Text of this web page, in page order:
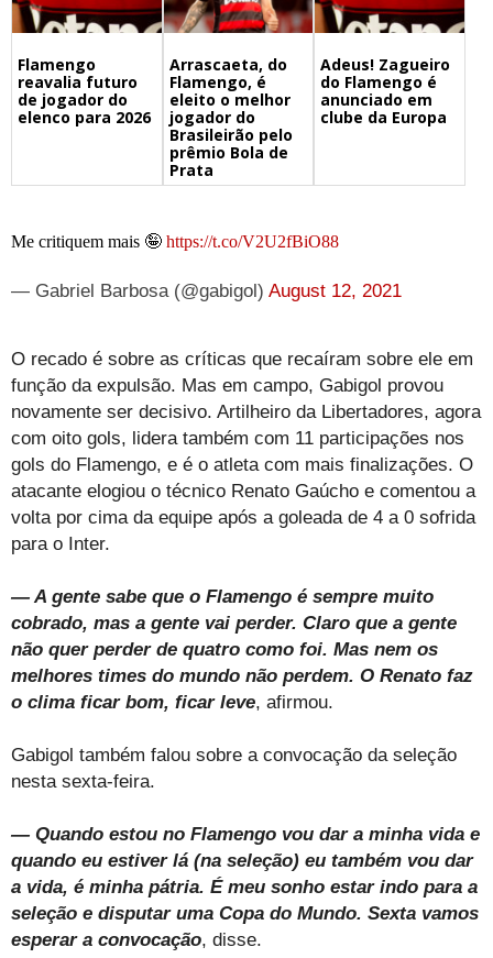
Flamengo
reavalia futuro
de jogador do
elenco para 2026
Arrascaeta, do
Flamengo, é
eleito o melhor
jogador do
Brasileirão pelo
prêmio Bola de
Prata
Adeus! Zagueiro
do Flamengo é
anunciado em
clube da Europa
Me critiquem mais 🤪 https://t.co/V2U2fBiO88
— Gabriel Barbosa (@gabigol) August 12, 2021
O recado é sobre as críticas que recaíram sobre ele em
função da expulsão. Mas em campo, Gabigol provou
novamente ser decisivo. Artilheiro da Libertadores, agora
com oito gols, lidera também com 11 participações nos
gols do Flamengo, e é o atleta com mais finalizações. O
atacante elogiou o técnico Renato Gaúcho e comentou a
volta por cima da equipe após a goleada de 4 a 0 sofrida
para o Inter.
— A gente sabe que o Flamengo é sempre muito
cobrado, mas a gente vai perder. Claro que a gente
não quer perder de quatro como foi. Mas nem os
melhores times do mundo não perdem. O Renato faz
o clima ficar bom, ficar leve, afirmou.
Gabigol também falou sobre a convocação da seleção
nesta sexta-feira.
— Quando estou no Flamengo vou dar a minha vida e
quando eu estiver lá (na seleção) eu também vou dar
a vida, é minha pátria. É meu sonho estar indo para a
seleção e disputar uma Copa do Mundo. Sexta vamos
esperar a convocação, disse.